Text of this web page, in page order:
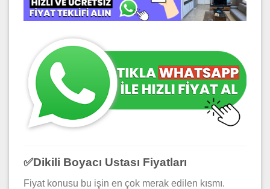
✅Dikili Boyacı Ustası Fiyatları
Fiyat konusu bu işin en çok merak edilen kısmı.